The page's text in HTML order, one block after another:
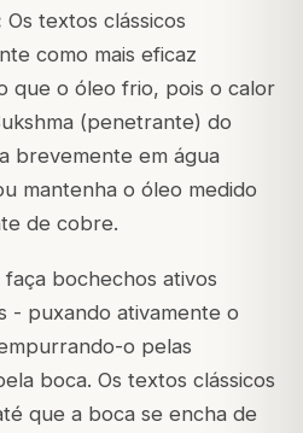
Os textos clássicos
como mais eficaz
que o óleo frio, pois o calor
(penetrante) do
brevemente em água
mantenha o óleo medido
de cobre.
faça bochechos ativos
- puxando ativamente o
o pelas
boca. Os textos clássicos
que a boca se encha de